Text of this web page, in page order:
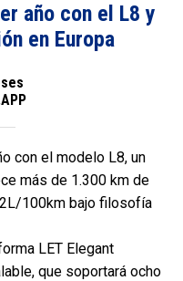
año con el L8 y
en Europa
con el modelo L8, un
más de 1.300 km de
100km bajo filosofía
LET Elegant
que soportará ocho